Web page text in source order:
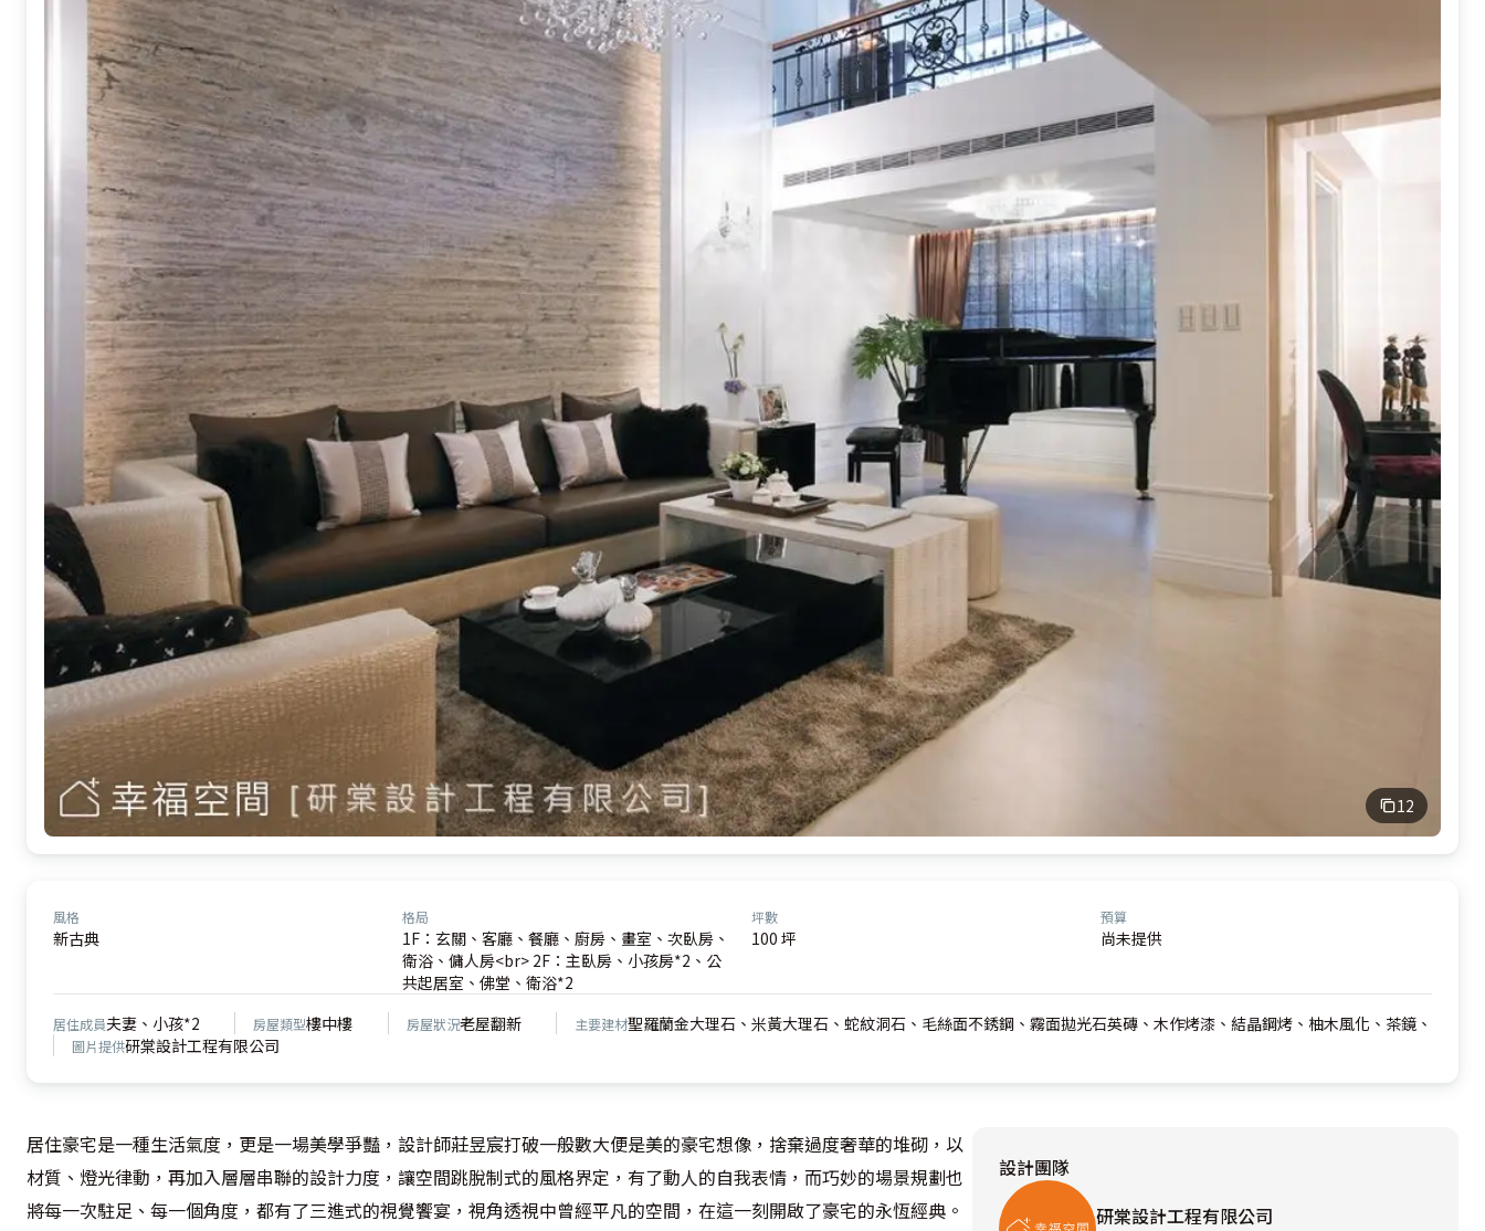
12
風格
新古典
格局
1F：玄關、客廳、餐廳、廚房、畫室、次臥房、
衛浴、傭人房<br> 2F：主臥房、小孩房*2、公
共起居室、佛堂、衛浴*2
坪數
100 坪
預算
尚未提供
居住成員夫妻、小孩*2 房屋類型樓中樓 房屋狀況老屋翻新 主要建材聖羅蘭金大理石、米黃大理石、蛇紋洞石、毛絲面不銹鋼、霧面拋光石英磚、木作烤漆、結晶鋼烤、柚木風化、茶鏡、
圖片提供研棠設計工程有限公司
居住豪宅是一種生活氣度，更是一場美學爭豔，設計師莊昱宸打破一般數大便是美的豪宅想像，捨棄過度奢華的堆砌，以
材質、燈光律動，再加入層層串聯的設計力度，讓空間跳脫制式的風格界定，有了動人的自我表情，而巧妙的場景規劃也
將每一次駐足、每一個角度，都有了三進式的視覺饗宴，視角透視中曾經平凡的空間，在這一刻開啟了豪宅的永恆經典。
設計團隊
研棠設計工程有限公司